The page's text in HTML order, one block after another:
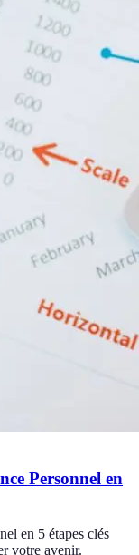
Personnel en
en 5 étapes clés
votre avenir.